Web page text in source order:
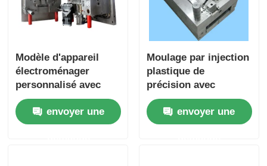
Modèle d'appareil
électroménager
personnalisé avec
plusieurs cavités et
coureur à chaud pour
l'injection de
envoyer une
Moulage par injection
plastique de
précision avec
système de canaux
chauds et tolérance
de ± 0,01 mm pour les
envoyer une